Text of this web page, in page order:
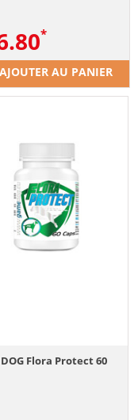
AJOUTER AU PANIER
DOG Flora Protect 60